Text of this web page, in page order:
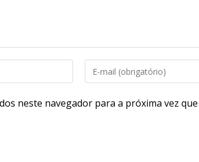
neste navegador para a próxima vez